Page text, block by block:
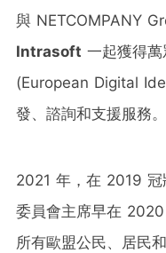
與 NETCOMPANY
Intrasoft 一起獲得
(European Digital
發、諮詢和支援服務。
2021 年，在 2019 冠
委員會主席早在
所有歐盟公民、居民